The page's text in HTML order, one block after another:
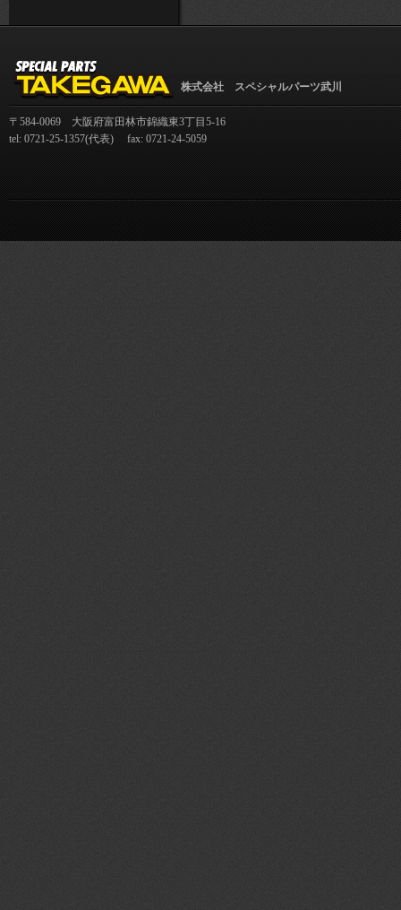
株式会社 スペシャルパーツ武川
〒584-0069 大阪府富田林市錦織東3丁目5-16
tel: 0721-25-1357(代表) fax: 0721-24-5059